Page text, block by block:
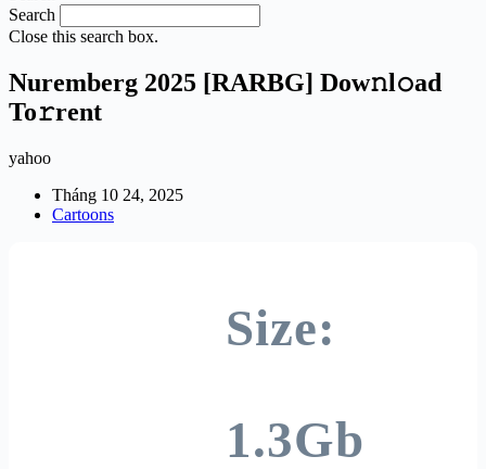
Search
Close this search box.
Nuremberg 2025 [RARBG] Dow𝚗l𝚘ad
To𝚛rent
yahoo
Tháng 10 24, 2025
Cartoons
Size:
1.3Gb